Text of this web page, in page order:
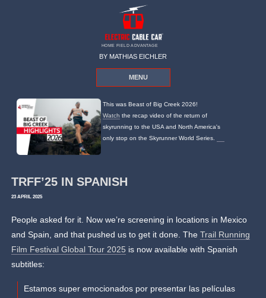
HOME FIELD ADVANTAGE
BY MATHIAS EICHLER
MENU
This was Beast of Big Creek 2026!
Watch the recap video of the return of
skyrunning to the USA and North America's
only stop on the Skyrunner World Series.
TRFF’25 IN SPANISH
23 APRIL 2025
People asked for it. Now we’re screening in locations in Mexico
and Spain, and that pushed us to get it done. TheTrail Running
Film Festival Global Tour 2025 is now available with Spanish
subtitles:
Estamos super emocionados por presentar las películas